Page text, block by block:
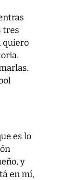
tres
quiero
es lo
y
en mí,